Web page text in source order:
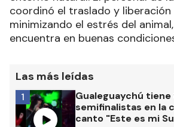
coordinó el traslado y liberación
minimizando el estrés del
encuentra en buenas
Las más leídas
Gualeguaychú
semifinalistas en la
canto "Este es mi
1